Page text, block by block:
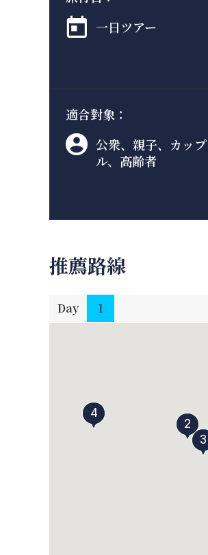
一日ツアー
適合對象：
公衆、親子、カップ
ル、高齢者
推薦路線
Day 1
2
3
4